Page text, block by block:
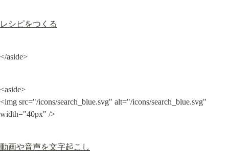
レシピをつくる
</aside>
<aside>
<img src="/icons/search_blue.svg" alt="/icons/search_blue.svg"
width="40px" />
動画や音声を文字起こし